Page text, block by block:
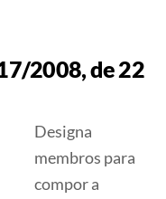
2008, de 22
Designa
membros para
compor a